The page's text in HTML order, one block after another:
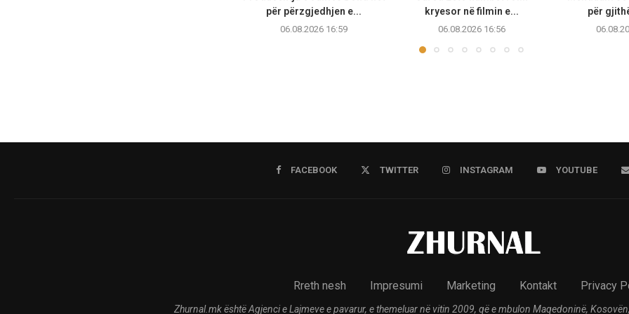
për përzgjedhjen e...
06.08.2026 16:59
kryesor në filmin e...
06.08.2026 16:56
për
FACEBOOK TWITTER INSTAGRAM YOUTUBE
Rreth nesh Impresumi Marketing Kontakt Privacy
Zhurnal.mk është Agjenci e Lajmeve e pavarur, e themeluar në vitin 2009, që e mbulon Maqedoninë,